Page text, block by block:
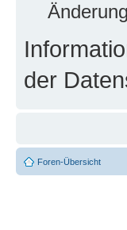
der
Foren-Übersicht